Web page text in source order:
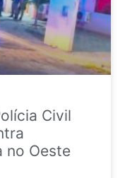
Civil
no Oeste